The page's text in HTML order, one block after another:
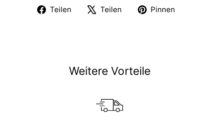
Teilen
Auf
Teilen
Auf
Pinnen
Weitere Vorteile